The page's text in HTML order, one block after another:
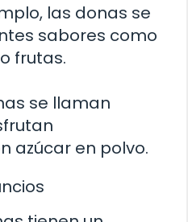
las donas se
sabores como
frutas.
se llaman
azúcar en polvo.